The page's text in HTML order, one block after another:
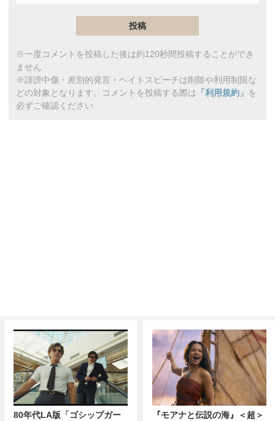
※一度コメントを投稿した後は約120秒間投稿することができ
ません
※誹謗中傷・差別的発言・ヘイトスピーチは削除や利用制限な
どの対象となります。コメントを投稿する際は 「利用規約」 を
必ずご確認ください
80年代LA版「ゴシップガー
『モアナと伝説の海』＜超＞